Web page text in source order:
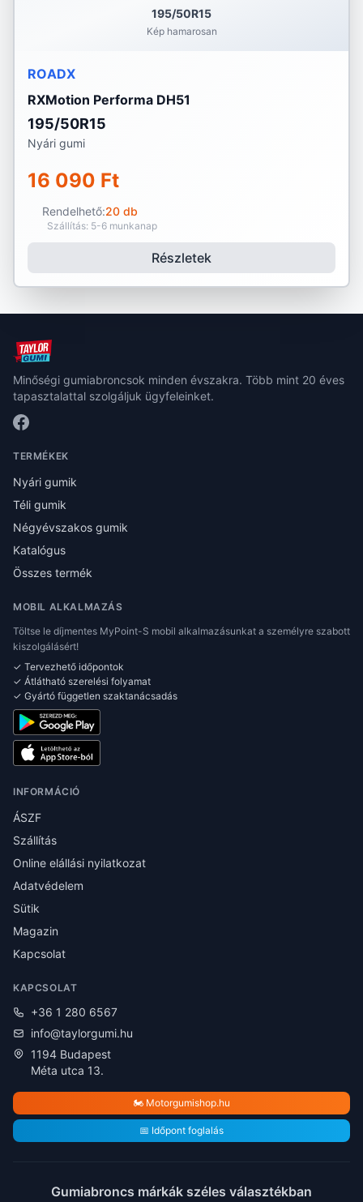
195/50R15
Kép hamarosan
ROADX
RXMotion Performa DH51
195/50R15
Nyári gumi
16 090 Ft
Rendelhető:20 db
Szállítás: 5-6 munkanap
Részletek
Minőségi gumiabroncsok minden évszakra. Több mint 20 éves
tapasztalattal szolgáljuk ügyfeleinket.
TERMÉKEK
Nyári gumik
Téli gumik
Négyévszakos gumik
Katalógus
Összes termék
MOBIL ALKALMAZÁS
Töltse le díjmentes MyPoint-S mobil alkalmazásunkat a személyre szabott
kiszolgálásért!
✓ Tervezhető időpontok
✓ Átlátható szerelési folyamat
✓ Gyártó független szaktanácsadás
INFORMÁCIÓ
ÁSZF
Szállítás
Online elállási nyilatkozat
Adatvédelem
Sütik
Magazin
Kapcsolat
KAPCSOLAT
+36 1 280 6567
info@taylorgumi.hu
1194 Budapest
Méta utca 13.
🏍️ Motorgumishop.hu
📅 Időpont foglalás
Gumiabroncs márkák széles választékban